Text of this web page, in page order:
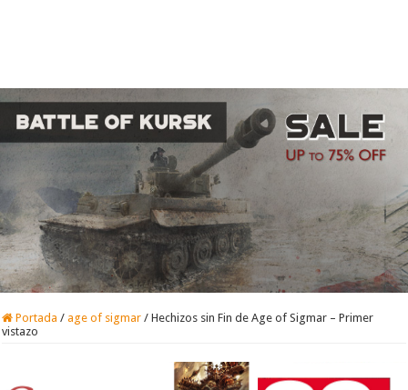
Portada / age of sigmar / Hechizos sin Fin de Age of Sigmar – Primer
vistazo